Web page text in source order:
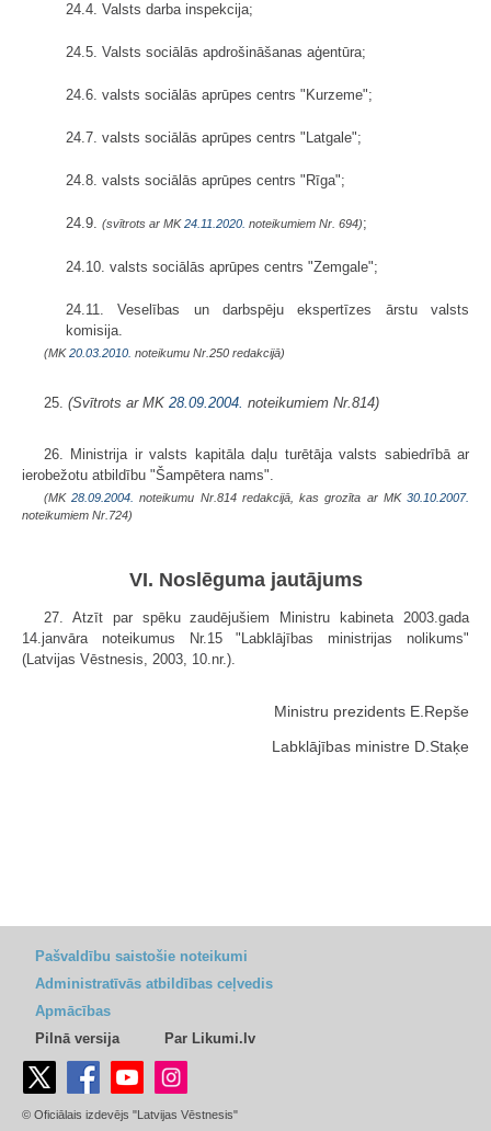
24.4. Valsts darba inspekcija;
24.5. Valsts sociālās apdrošināšanas aģentūra;
24.6. valsts sociālās aprūpes centrs "Kurzeme";
24.7. valsts sociālās aprūpes centrs "Latgale";
24.8. valsts sociālās aprūpes centrs "Rīga";
24.9. (svītrots ar MK24.11.2020. noteikumiem Nr. 694);
24.10. valsts sociālās aprūpes centrs "Zemgale";
24.11. Veselības un darbspēju ekspertīzes ārstu valsts
komisija.
(MK20.03.2010. noteikumu Nr.250 redakcijā)
25. (Svītrots ar MK 28.09.2004. noteikumiem Nr.814)
26. Ministrija ir valsts kapitāla daļu turētāja valsts sabiedrībā ar
ierobežotu atbildību "Šampētera nams".
(MK28.09.2004. noteikumu Nr.814 redakcijā, kas grozīta ar MK30.10.2007.
noteikumiem Nr.724)
VI. Noslēguma jautājums
27. Atzīt par spēku zaudējušiem Ministru kabineta 2003.gada
14.janvāra noteikumus Nr.15 "Labklājības ministrijas nolikums"
(Latvijas Vēstnesis, 2003, 10.nr.).
Ministru prezidents E.Repše
Labklājības ministre D.Staķe
Pašvaldību saistošie noteikumi
Administratīvās atbildības ceļvedis
Apmācības
Pilnā versija
Par Likumi.lv
© Oficiālais izdevējs "Latvijas Vēstnesis"